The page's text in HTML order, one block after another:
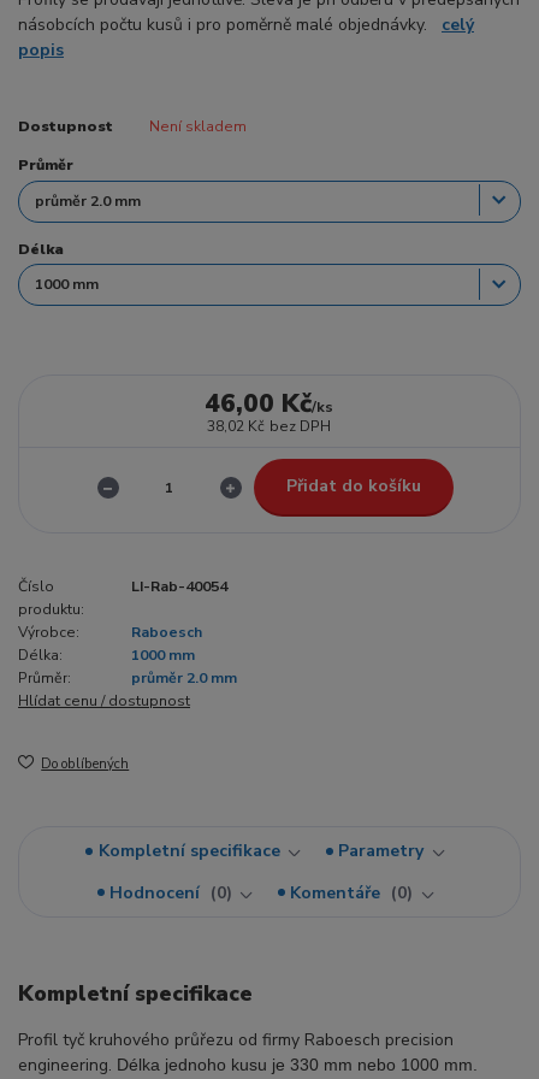
násobcích počtu kusů i pro poměrně malé objednávky. celý
popis
Dostupnost Není skladem
Průměr
Délka
46,00 Kč/ks
38,02 Kč bez DPH
Přidat do košíku
Číslo
produktu:
LI-Rab-40054
Výrobce:
Raboesch
Délka:
1000 mm
Průměr:
průměr 2.0 mm
Hlídat cenu / dostupnost
Do oblíbených
Kompletní specifikace
Parametry
Hodnocení
0 Komentáře 0
Kompletní specifikace
Profil tyč kruhového průřezu od firmy Raboesch precision
engineering. Délka jednoho kusu je 330 mm nebo 1000 mm